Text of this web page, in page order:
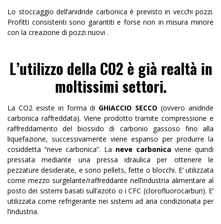
Lo stoccaggio dell’anidride carbonica è previsto in vecchi pozzi.
Profitti consistenti sono garantiti e forse non in misura minore
con la creazione di pozzi nuovi .
L’utilizzo della CO2 è già realtà in
moltissimi settori.
La CO2 esiste in forma di GHIACCIO SECCO (ovvero anidride
carbonica raffreddata). Viene prodotto tramite compressione e
raffreddamento del biossido di carbonio gassoso fino alla
liquefazione, successivamente viene espanso per produrre la
cosiddetta “neve carbonica”. La neve carbonica viene quindi
pressata mediante una pressa idraulica per ottenere le
pezzature desiderate, e sono pellets, fette o blocchi. E’ utilizzata
come mezzo surgelante/raffreddante nell’industria alimentare al
posto dei sistemi basati sull’azoto o i CFC (clorofluorocarburi). E’
utilizzata come refrigerante nei sistemi ad aria condizionata per
l’industria.